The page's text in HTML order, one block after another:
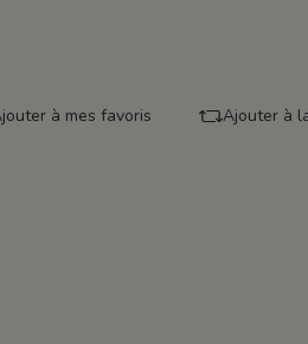
à mes favoris Ajouter à